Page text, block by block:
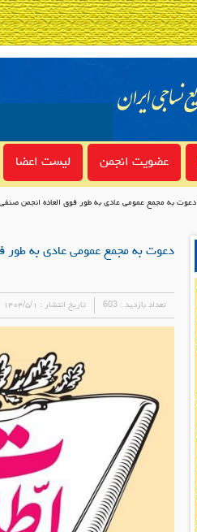
عضویت انجمن لیست اعضا
دعوت به مجمع عمومی عادی به طور فوق العاده انجمن صنفی
دعوت به مجمع عمومی عادی به طور فوق
تعداد بازدید : 603 تاریخ انتشار : ۱۴۰۴/۵/۱